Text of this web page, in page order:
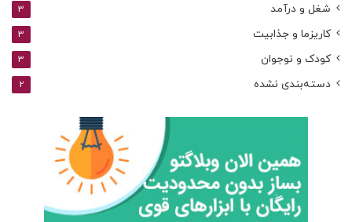
شغل و درآمد 3
کاریزما و جذابیت 3
کودک و نوجوان 3
دسته‌بندی نشده 2